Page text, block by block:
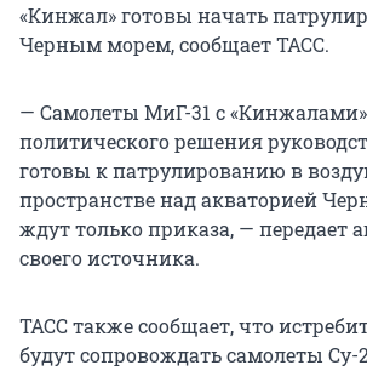
«Кинжал» готовы начать
Черным морем, сообщает ТАСС.
— Самолеты МиГ-31 с
политического решения
готовы к патрулированию в
пространстве над акваторией
ждут только приказа, — передает
своего источника.
ТАСС также сообщает, что
будут сопровождать самолеты Су-